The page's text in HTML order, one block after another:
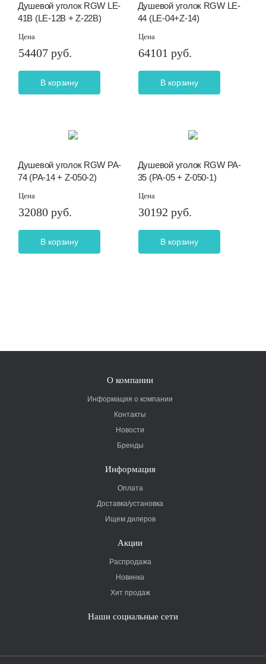
Душевой уголок RGW LE-
41B (LE-12B + Z-22B)
Цена
54407 руб.
В корзину
Душевой уголок RGW LE-
44 (LE-04+Z-14)
Цена
64101 руб.
В корзину
Душевой уголок RGW PA-
74 (PA-14 + Z-050-2)
Цена
32080 руб.
В корзину
Душевой уголок RGW PA-
35 (PA-05 + Z-050-1)
Цена
30192 руб.
В корзину
О компании
Информация о компании
Контакты
Новости
Бренды
Информация
Оплата
Доставка/установка
Ищем дилеров
Акции
Распродажа
Новинка
Хит продаж
Наши социальные сети